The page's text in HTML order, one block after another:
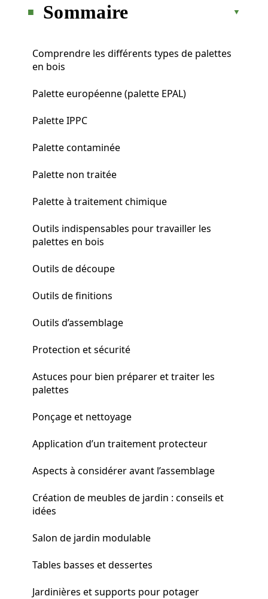
Sommaire
Comprendre les différents types de palettes
en bois
Palette européenne (palette EPAL)
Palette IPPC
Palette contaminée
Palette non traitée
Palette à traitement chimique
Outils indispensables pour travailler les
palettes en bois
Outils de découpe
Outils de finitions
Outils d’assemblage
Protection et sécurité
Astuces pour bien préparer et traiter les
palettes
Ponçage et nettoyage
Application d’un traitement protecteur
Aspects à considérer avant l’assemblage
Création de meubles de jardin : conseils et
idées
Salon de jardin modulable
Tables basses et dessertes
Jardinières et supports pour potager